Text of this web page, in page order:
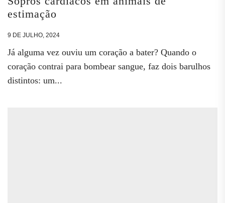
estimação
9 DE JULHO, 2024
Já alguma vez ouviu um coração a bater? Quando o
coração contrai para bombear sangue, faz dois barulhos
distintos: um...